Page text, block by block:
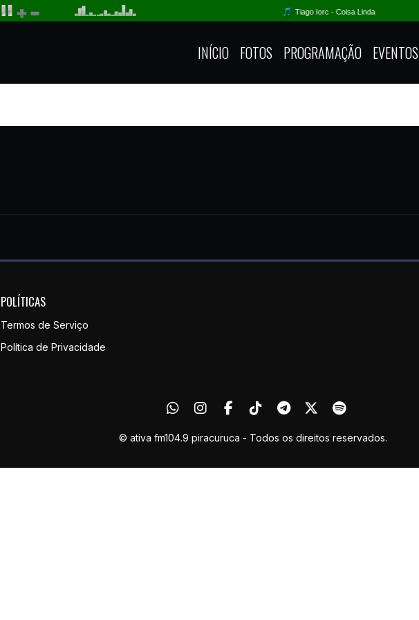
INÍCIO FOTOS PROGRAMAÇÃO EVENTOS
POLÍTICAS
Termos de Serviço
Política de Privacidade
© ativa fm104.9 piracuruca - Todos os direitos reservados.